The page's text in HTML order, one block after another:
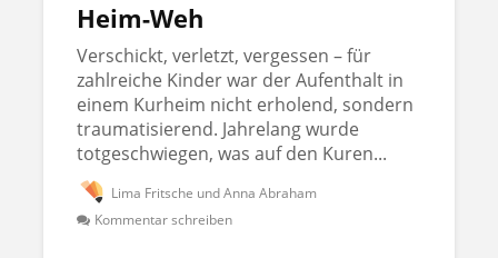
Heim-Weh
Verschickt, verletzt, vergessen – für
zahlreiche Kinder war der Aufenthalt in
einem Kurheim nicht erholend, sondern
traumatisierend. Jahrelang wurde
totgeschwiegen, was auf den Kuren...
Lima Fritsche und Anna Abraham
Kommentar schreiben